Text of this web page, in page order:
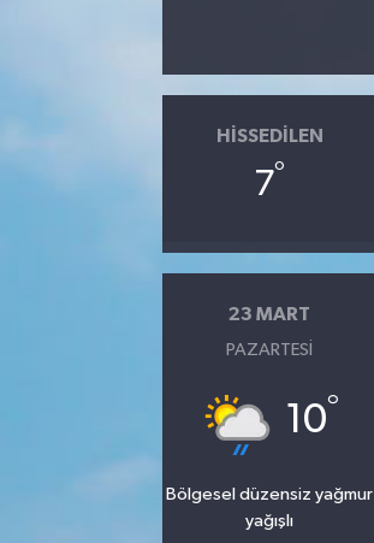
HISSEDILEN
7°
23 MART
PAZARTESI
10°
Bölgesel düzensiz yağmur
yağışlı